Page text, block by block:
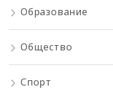
Образование
Общество
Спорт